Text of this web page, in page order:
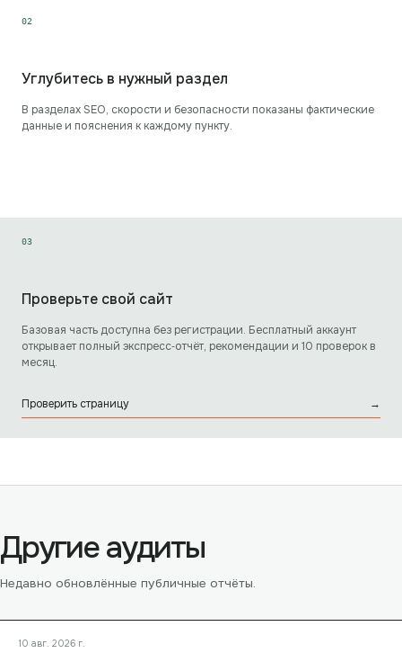
02
Углубитесь в нужный раздел
В разделах SEO, скорости и безопасности показаны фактические
данные и пояснения к каждому пункту.
03
Проверьте свой сайт
Базовая часть доступна без регистрации. Бесплатный аккаунт
открывает полный экспресс‑отчёт, рекомендации и 10 проверок в
месяц.
Проверить страницу →
Другие аудиты
Недавно обновлённые публичные отчёты.
10 авг. 2026 г.